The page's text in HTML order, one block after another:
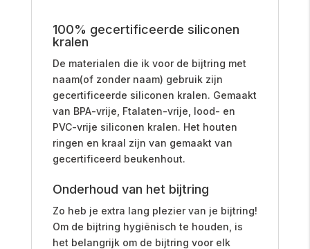
100% gecertificeerde siliconen
kralen
De materialen die ik voor de bijtring met
naam(of zonder naam) gebruik zijn
gecertificeerde siliconen kralen. Gemaakt
van BPA-vrije, Ftalaten-vrije, lood- en
PVC-vrije siliconen kralen. Het houten
ringen en kraal zijn van gemaakt van
gecertificeerd beukenhout.
Onderhoud van het bijtring
Zo heb je extra lang plezier van je bijtring!
Om de bijtring hygiënisch te houden, is
het belangrijk om de bijtring voor elk